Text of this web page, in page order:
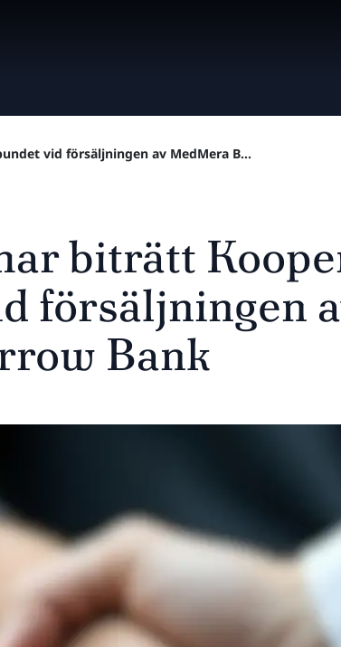
vid försäljningen av MedMera B...
biträtt
försäljningen
Bank